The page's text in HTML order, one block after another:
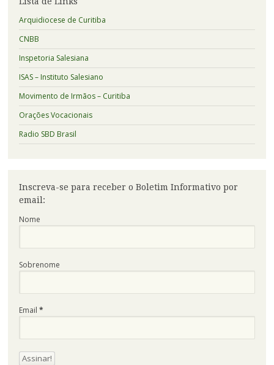
Arquidiocese de Curitiba
CNBB
Inspetoria Salesiana
ISAS – Instituto Salesiano
Movimento de Irmãos – Curitiba
Orações Vocacionais
Radio SBD Brasil
Inscreva-se para receber o Boletim Informativo por
email:
Nome
Sobrenome
Email *